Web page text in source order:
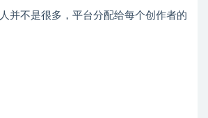
并不是很多，平台分配给每个创作者的